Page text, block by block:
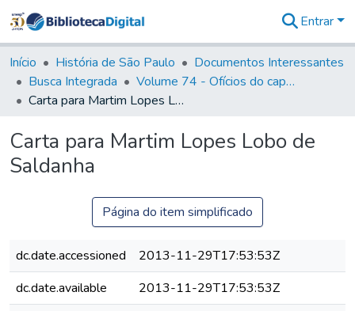
&
Coleções
Tudo na
Biblioteca
Estatísticas
Entrar
Início História de São Paulo
Documentos Interessantes
Busca Integrada
Volume 74 - Ofícios do capitão General Martim Lopes Lobo de Saldanha às Câmaras e Comandantes da Capitania (1775)
Carta para Martim Lopes Lobo de Saldanha
Carta para Martim Lopes Lobo de
Saldanha
Página do item simplificado
dc.date.accessioned
2013-11-29T17:53:53Z
dc.date.available
2013-11-29T17:53:53Z